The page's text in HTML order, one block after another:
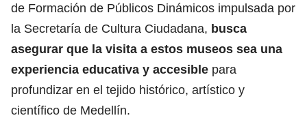
de Formación de Públicos Dinámicos impulsada por
la Secretaría de Cultura Ciudadana, busca
asegurar que la visita a estos museos sea una
experiencia educativa y accesible para
profundizar en el tejido histórico, artístico y
científico de Medellín.